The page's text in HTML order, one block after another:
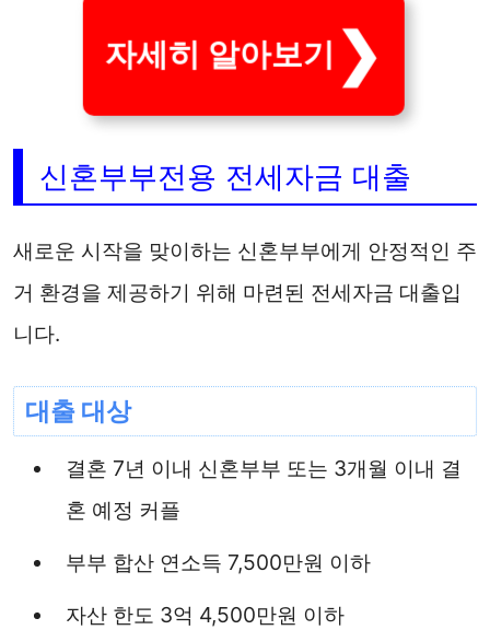
자세히 알아보기
신혼부부전용 전세자금 대출
새로운 시작을 맞이하는 신혼부부에게 안정적인 주
거 환경을 제공하기 위해 마련된 전세자금 대출입
니다.
대출 대상
결혼 7년 이내 신혼부부 또는 3개월 이내 결
혼 예정 커플
부부 합산 연소득 7,500만원 이하
자산 한도 3억 4,500만원 이하